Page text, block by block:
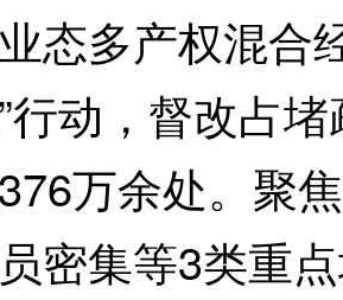
态多产权混合
行动，督改占
万余处。聚
密集等3类重